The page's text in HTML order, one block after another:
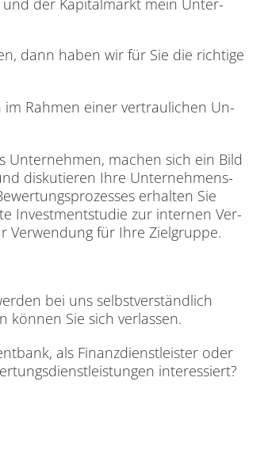
und der Ka­pi­tal­markt mein Un­ter­
dann ha­ben wir für Sie die rich­ti­ge
im Rah­men ei­ner ver­trau­li­chen Un­
Un­ter­neh­men, ma­chen sich ein Bild
dis­ku­tie­ren Ihre Un­ter­neh­mens­
er­hal­ten Sie
In­vest­ment­stu­die zur in­ter­nen Ver­
Ver­wen­dung für Ihre Ziel­grup­pe.
bei uns selbst­ver­ständ­lich
kön­nen Sie sich ver­las­sen.
als Fi­nanz­dienst­leis­ter oder
in­ter­es­siert?